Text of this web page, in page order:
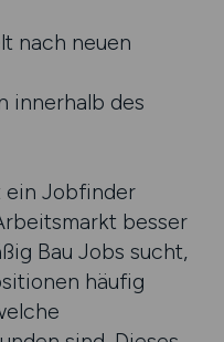
nach neuen
innerhalb des
ein Jobfinder
besser
Bau Jobs sucht,
häufig